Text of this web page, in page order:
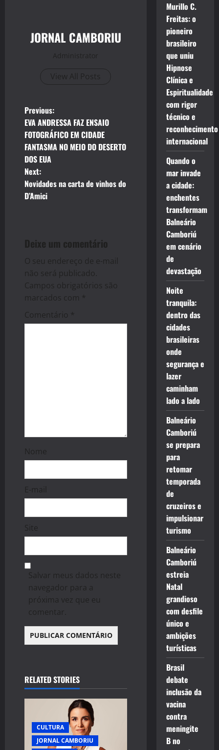
JORNAL CAMBORIU
Administrator
View All Posts
P
o
s
t
n
v
i
g
a
t
Previous:
EVA ANDRESSA FAZ ENSAIO
FOTOGRÁFICO EM CIDADE
FANTASMA NO MEIO DO DESERTO
DOS EUA
Next:
Novidades na carta de vinhos do
D’Amici
Deixe um comentário
O seu endereço de e-mail
não será publicado.
Campos obrigatórios são
marcados com *
Comentário *
Nome
E-mail
Site
Salvar meus dados neste
navegador para a
próxima vez que eu
comentar.
RELATED STORIES
CULTURA
JORNAL CAMBORIU
Murillo C.
Freitas: o
pioneiro
brasileiro
que uniu
Hipnose
Clínica e
Espiritualidade
com rigor
técnico e
reconhecimento
internacional
Quando o
mar invade
a cidade:
enchentes
transformam
Balneário
Camboriú
em cenário
de
devastação
Noite
tranquila:
dentro das
cidades
brasileiras
onde
segurança e
lazer
caminham
lado a lado
Balneário
Camboriú
se prepara
para
retomar
temporada
de
cruzeiros e
impulsionar
turismo
Balneário
Camboriú
estreia
Natal
grandioso
com desfile
único e
ambições
turísticas
Brasil
debate
inclusão da
vacina
contra
meningite
B no